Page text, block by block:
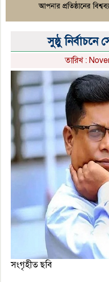
সুষ্ঠু নির্বাচনে
তারিখ :
সংগৃহীত ছবি